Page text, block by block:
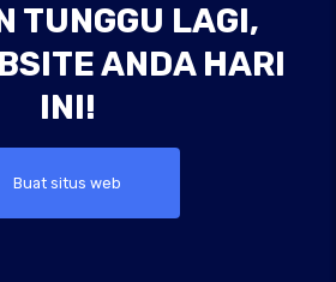
TUNGGU LAGI,
ANDA HARI
INI!
Buat situs web